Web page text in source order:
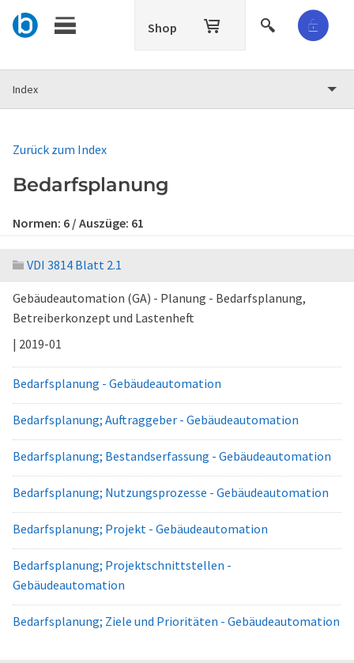
Shop
Index
Zurück zum Index
Bedarfsplanung
Normen: 6 / Auszüge: 61
VDI 3814 Blatt 2.1
Gebäudeautomation (GA) - Planung - Bedarfsplanung,
Betreiberkonzept und Lastenheft
| 2019-01
Bedarfsplanung - Gebäudeautomation
Bedarfsplanung; Auftraggeber - Gebäudeautomation
Bedarfsplanung; Bestandserfassung - Gebäudeautomation
Bedarfsplanung; Nutzungsprozesse - Gebäudeautomation
Bedarfsplanung; Projekt - Gebäudeautomation
Bedarfsplanung; Projektschnittstellen -
Gebäudeautomation
Bedarfsplanung; Ziele und Prioritäten - Gebäudeautomation